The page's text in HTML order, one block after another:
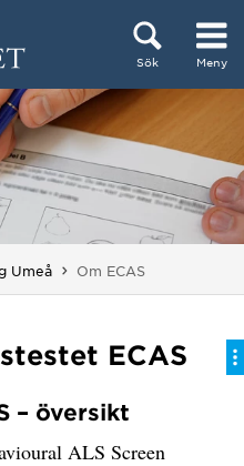
Sök Meny
Umeå Du är här:
Om ECAS
ECAS
– översikt
ALS Screen